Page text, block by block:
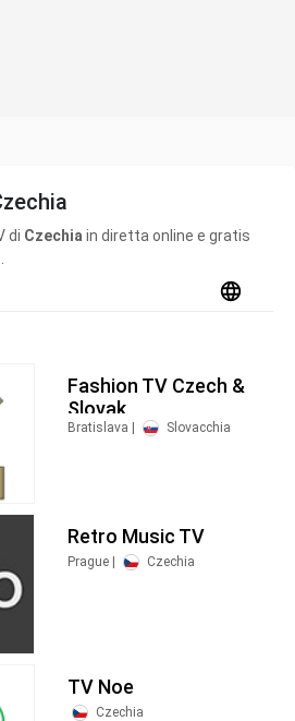
di Czechia in diretta online e gratis
Fashion TV Czech &
Slovak
Bratislava | Slovacchia
Retro Music TV
Prague | Czechia
TV Noe
Czechia